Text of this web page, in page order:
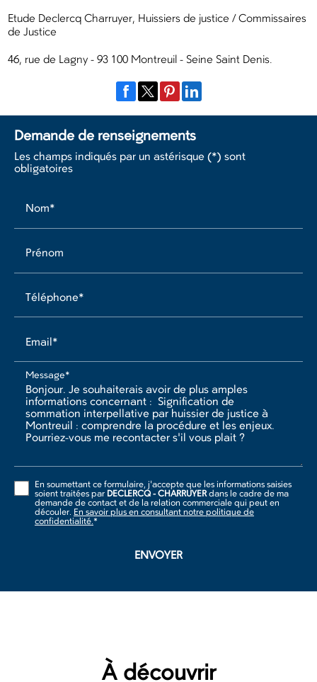
Etude Declercq Charruyer, Huissiers de justice / Commissaires
de Justice
46, rue de Lagny - 93 100 Montreuil - Seine Saint Denis.
Demande de renseignements
Les champs indiqués par un astérisque (*) sont
obligatoires
Nom*
Prénom
Téléphone*
Email*
Message*
En soumettant ce formulaire, j'accepte que les informations saisies
soient traitées par DECLERCQ - CHARRUYERdans le cadre de ma
demande de contact et de la relation commerciale qui peut en
découler. En savoir plus en consultant notre politique de
confidentialité.*
À découvrir